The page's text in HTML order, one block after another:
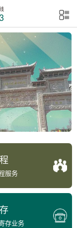
服务
存业务